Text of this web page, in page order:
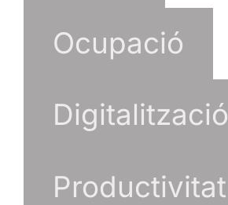
Ocupació
Digitalització
Productivitat